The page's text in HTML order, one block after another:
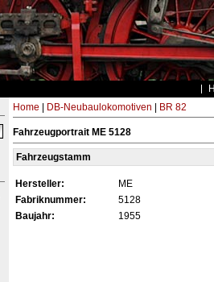
Home DB-Neubaulokomotiven BR 82
Fahrzeugportrait ME 5128
Fahrzeugstamm
Hersteller:
ME
Fabriknummer:
5128
Baujahr:
1955